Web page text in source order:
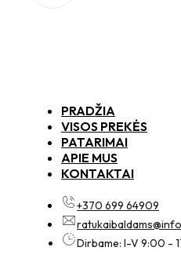
PRADŽIA
VISOS PREKĖS
PATARIMAI
APIE MUS
KONTAKTAI
+370 699 64909
Dirbame: I-V 9:00 -